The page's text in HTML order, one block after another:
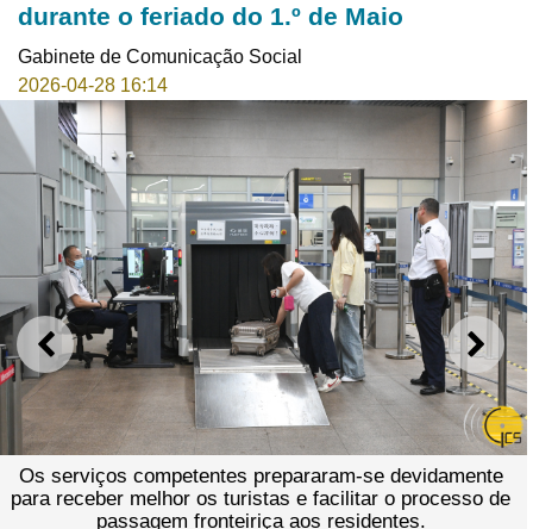
durante o feriado do 1.º de Maio
Gabinete de Comunicação Social
2026-04-28 16:14
ANTERIOR
Os serviços competentes prepararam-se devidamente
para receber melhor os turistas e facilitar o processo de
passagem fronteiriça aos residentes.